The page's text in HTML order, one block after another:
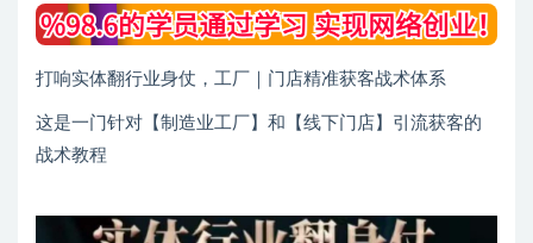
打响实体翻行业身仗，​工厂｜门店精准获客战术体系
这是一门针对【制造业工厂】和【线下门店】引流获客的
战术教程